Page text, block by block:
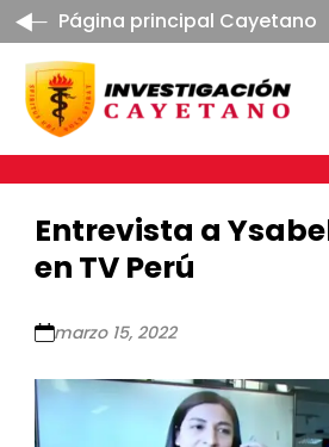
Página principal Cayetano
Entrevista a
en TV Perú
marzo 15, 2022